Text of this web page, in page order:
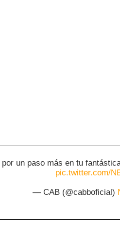
por un paso más en tu
pic.twitter.com/
— CAB (@cabboficial)